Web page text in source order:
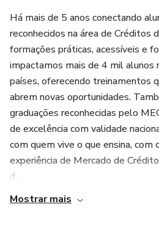
Há mais de 5 anos conectando
reconhecidos na área de Créditos
formações práticas, acessíveis e
impactamos mais de 4 mil alunos
países, oferecendo treinamentos
abrem novas oportunidades.
graduações reconhecidas pelo
de excelência com validade
com quem vive o que ensina, com
experiência de Mercado de
d...
Mostrar mais